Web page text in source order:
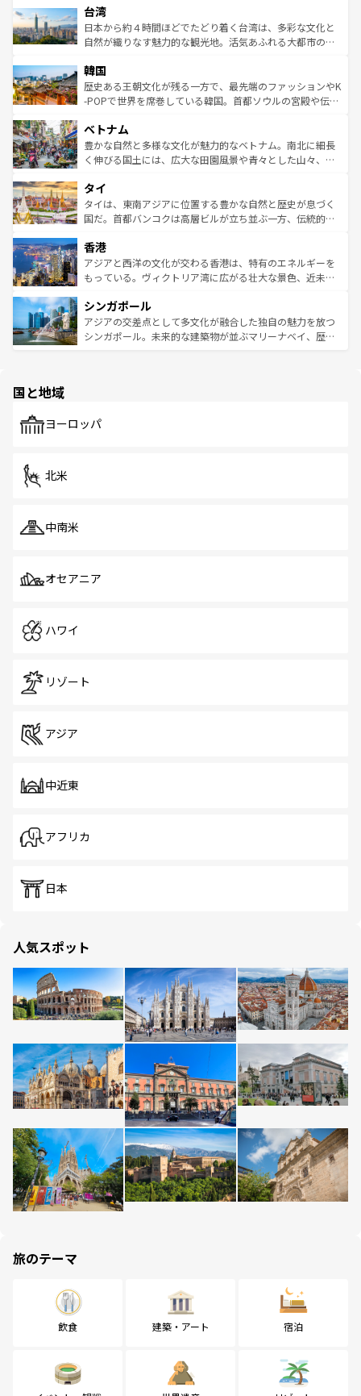
情報は
人々、おいしいローカルフードやハワイアンミュージッ
ク、伝統的なフラダンスなど、すべてがハワイの魅力を彩
っている。訪れるたびに新しい発見と感動が待っているハ
はコンテンツ一覧
リアリーフや大陸中央部にそびえるウルル（エアーズロッ
ク）、タスマニアの美しい原生林やケアンズの熱帯雨林な
ど、見どころがたくさん。また、カフェやワイン、オージ
いる。アクティビティも充実しており、サーフィンやダイ
ビング、ハイキングなど、アウトドア好きにはたまらな
い。オーストラリアの多彩な魅力を存分に味わいつくそ
参照してほしい。
台湾
日本から約４時間ほどでたどり着く台湾は、多彩な文化と
自然が織りなす魅力的な観光地。活気あふれる大都市の台
ン）、静ひつな山岳地帯である台湾東部など、都市の喧騒
と山間の静けさが共存しており、訪れる人に新しい発見と
驚きをもたらしてくれる。また、奥深い台湾の食文化も魅
容にもいいと評判のスイーツなど、バラエティ豊かな料理
が味わえる。 なお、新着の台湾情報は コンテンツ一覧を参
照してほしい。
韓国
歴史ある王朝文化が残る一方で、最先端のファッションやK
-POPで世界を席巻している韓国。首都ソウルの宮殿や伝統
き、地方に足を延ばせば四季折々の自然美を楽しむことが
できる。そして、キムチや焼肉、絶品のストリートフード
まで、さまざまな韓国料理が待っている。夜には、韓国な
リティに包まれながら、韓国の多彩な魅力を心ゆくまで味
わってみてほしい。 なお、新着の韓国情報はコンテンツ一
覧を参照してほしい。
ベトナム
豊かな自然と多様な文化が魅力的なベトナム。南北に細長
く伸びる国土には、広大な田園風景や青々とした山々、世
急速な発展と共に伝統が息づく。ハノイの古い町並みやホ
ーチミン市のフランス統治時代の建物も、独特の雰囲気を
醸し出している。また、バラエティの豊かさとおいしさで
とつ。フォーやバインミー、ベトナムコーヒーなどは、ぜ
ひ現地で味わいたい。どの地域を訪れてもあたたかい人々
が旅行者を迎えてくれるので、きっと忘れられない旅にな
参照してほしい。
タイ
タイは、東南アジアに位置する豊かな自然と歴史が息づく
国だ。首都バンコクは高層ビルが立ち並ぶ一方、伝統的な
の活気が交差している。北部ではチェンマイなどの山岳地
帯で自然と触れ合い、南部ではプーケットやクラビの美し
いビーチでリゾート気分を楽しむことができる。タイ料理
激する。気候は一年中温暖で、どの季節にも異なる楽しみ
が待っている。親しみやすいタイの人々、仏教を中心とし
た文化、そして多様な観光資源が、訪れる旅人を魅了し続
香港
アジアと西洋の文化が交わる香港は、特有のエネルギーを
もっている。ヴィクトリア湾に広がる壮大な景色、近未来
み、どこを訪れても感動するはず。観光スポットが密集し
ており、効率よく見どころを回れるのも魅力。息をのむよ
うな絶景から文化的な体験まで、香港を存分に楽しみ尽く
シンガポール
アジアの交差点として多文化が融合した独自の魅力を放つ
シンガポール。未来的な建築物が並ぶマリーナベイ、歴史
で、ホーカーズは地元の風情を楽しめる外せないスポット
国と地域
ヨーロッパ
北米
中南米
オセアニア
ハワイ
リゾート
アジア
中近東
アフリカ
日本
人気スポット
旅のテーマ
飲食 建築・アート 宿泊